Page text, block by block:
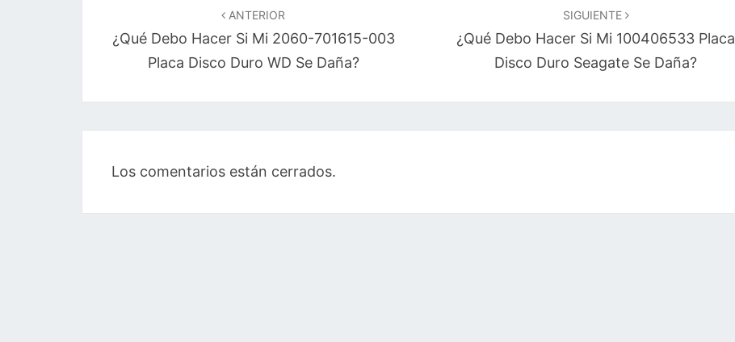
entradas
ANTERIOR
¿Qué Debo Hacer Si Mi 2060-701615-003
Placa Disco Duro WD Se Daña?
SIGUIENTE
¿Qué Debo Hacer Si Mi 100406533 Placa
Disco Duro Seagate Se Daña?
Los comentarios están cerrados.